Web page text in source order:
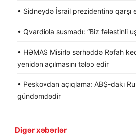
• Sidneydə İsrail prezidentinə qarşı
• Qvardiola susmadı: “Biz fələstinli
• HƏMAS Misirlə sərhəddə Rəfah
yenidən açılmasını tələb edir
• Peskovdan açıqlama: ABŞ-dakı
gündəmdədir
Digər xəbərlər